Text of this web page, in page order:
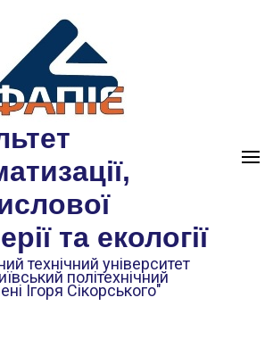
та екології
технічний університет
політехнічний
Ігоря Сікорського"